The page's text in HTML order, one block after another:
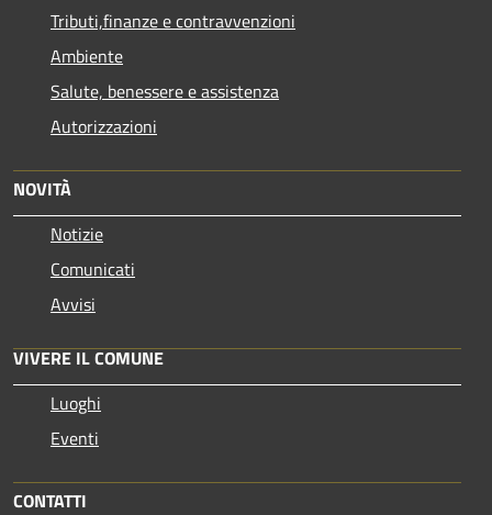
Tributi,finanze e contravvenzioni
Ambiente
Salute, benessere e assistenza
Autorizzazioni
NOVITÀ
Notizie
Comunicati
Avvisi
VIVERE IL COMUNE
Luoghi
Eventi
CONTATTI